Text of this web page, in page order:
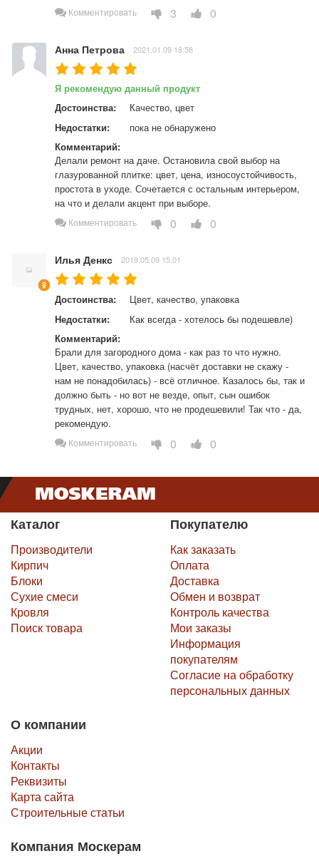
Комментировать 3 0
Анна Петрова 2021.01.09 18:58
Я рекомендую данный продукт
Достоинства:
Качество, цвет
Недостатки:
пока не обнаружено
Комментарий:
Делали ремонт на даче. Остановила свой выбор на
глазурованной плитке: цвет, цена, износоустойчивость,
простота в уходе. Сочетается с остальным интерьером,
на что и делали акцент при выборе.
Комментировать 0 0
Илья Денкс 2019.05.09 15:01
Достоинства:
Цвет, качество, упаковка
Недостатки:
Как всегда - хотелось бы подешевле)
Комментарий:
Брали для загородного дома - как раз то что нужно.
Цвет, качество, упаковка (насчёт доставки не скажу -
нам не понадобилась) - всё отличное. Казалось бы, так и
должно быть - но вот не везде, опыт, сын ошибок
трудных, нет, хорошо, что не продешевили! Так что - да,
рекомендую.
Комментировать 0 0
Каталог
Производители
Кирпич
Блоки
Сухие смеси
Кровля
Поиск товара
Покупателю
Как заказать
Оплата
Доставка
Обмен и возврат
Контроль качества
Мои заказы
Информация
покупателям
Согласие на обработку
персональных данных
О компании
Акции
Контакты
Реквизиты
Карта сайта
Строительные статьи
Компания Москерам